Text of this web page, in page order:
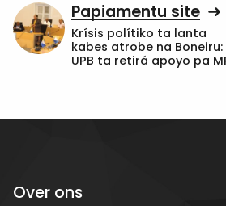
Papiamentu site
Krísis polítiko ta lanta
kabes atrobe na Boneiru:
UPB ta retirá apoyo pa
Over ons